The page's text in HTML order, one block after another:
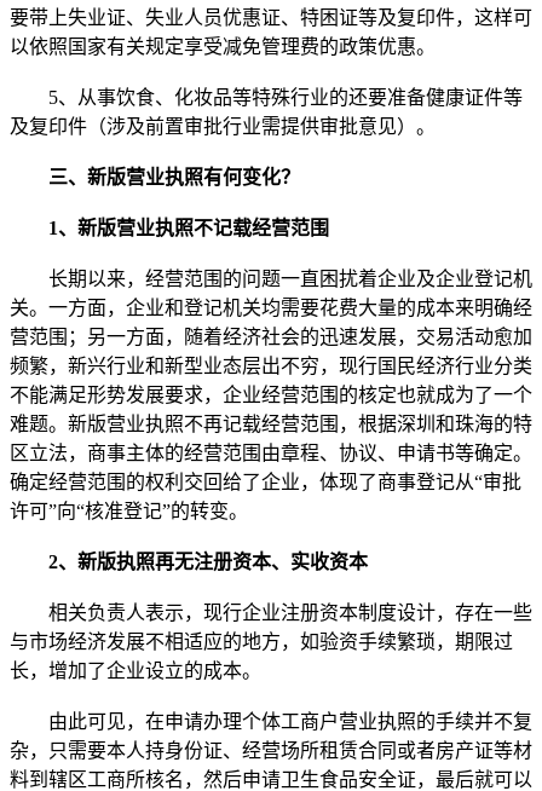
要带上失业证、失业人员优惠证、特困证等及复印件，这样可
以依照国家有关规定享受减免管理费的政策优惠。
5、从事饮食、化妆品等特殊行业的还要准备健康证件等
及复印件（涉及前置审批行业需提供审批意见）。
三、新版营业执照有何变化？
1、新版营业执照不记载经营范围
长期以来，经营范围的问题一直困扰着企业及企业登记机
关。一方面，企业和登记机关均需要花费大量的成本来明确经
营范围；另一方面，随着经济社会的迅速发展，交易活动愈加
频繁，新兴行业和新型业态层出不穷，现行国民经济行业分类
不能满足形势发展要求，企业经营范围的核定也就成为了一个
难题。新版营业执照不再记载经营范围，根据深圳和珠海的特
区立法，商事主体的经营范围由章程、协议、申请书等确定。
确定经营范围的权利交回给了企业，体现了商事登记从“审批
许可”向“核准登记”的转变。
2、新版执照再无注册资本、实收资本
相关负责人表示，现行企业注册资本制度设计，存在一些
与市场经济发展不相适应的地方，如验资手续繁琐，期限过
长，增加了企业设立的成本。
由此可见，在申请办理个体工商户营业执照的手续并不复
杂，只需要本人持身份证、经营场所租赁合同或者房产证等材
料到辖区工商所核名，然后申请卫生食品安全证，最后就可以